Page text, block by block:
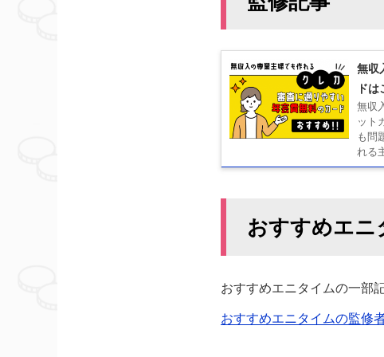
無収
ドは
無収
ット
も問
れる
おすすめエニ
おすすめエニタイムの一部
おすすめエニタイムの監修